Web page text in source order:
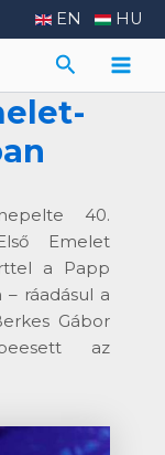
EN HU
Search
40.
Emelet
a Papp
ráadásul a
Gábor
az